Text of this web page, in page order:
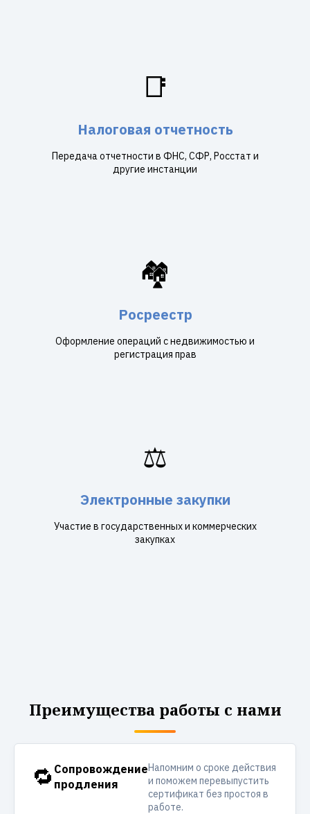
📑
Налоговая отчетность
Передача отчетности в ФНС, СФР, Росстат и
другие инстанции
🏘️
Росреестр
Оформление операций с недвижимостью и
регистрация прав
⚖️
Электронные закупки
Участие в государственных и коммерческих
закупках
Преимущества работы с нами
🔁 Сопровождение
продления
Напомним о сроке действия
и поможем перевыпустить
сертификат без простоя в
работе.